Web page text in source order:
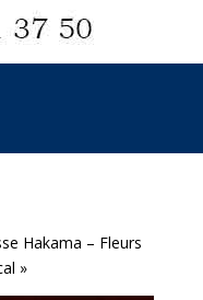
Hakama – Fleurs
»